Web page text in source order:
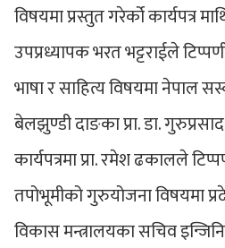
विषयमा प्रस्तुत गरेर्को कार्यपत्र
उपप्रध्यापक भरत भट्टराईले
भाषा र साहित्य विषयमा नेपाल
बेलझुण्डी दाङका प्रा. डा.
कार्यपत्रमा प्रा. रमेश ढकालले
तपोभूमीको गुरुयोजना विषयमा
विकास मन्त्रालयका सचिव